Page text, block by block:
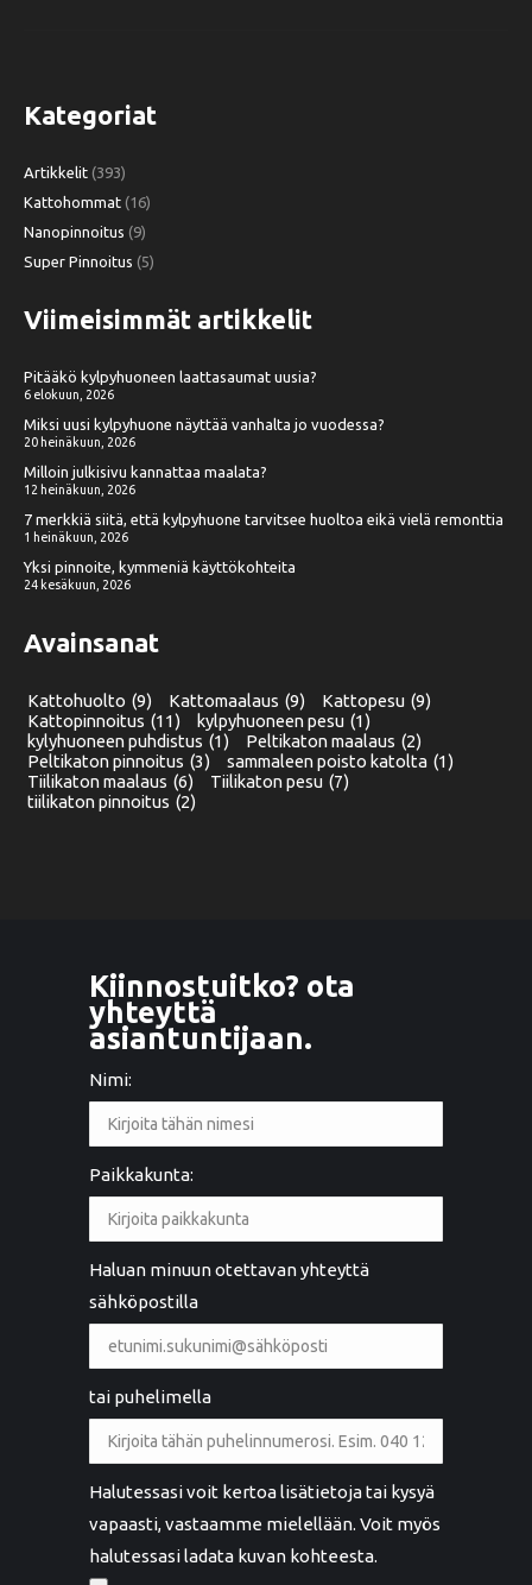
Kategoriat
Artikkelit (393)
Kattohommat (16)
Nanopinnoitus (9)
Super Pinnoitus (5)
Viimeisimmät artikkelit
Pitääkö kylpyhuoneen laattasaumat uusia?
6 elokuun, 2026
Miksi uusi kylpyhuone näyttää vanhalta jo vuodessa?
20 heinäkuun, 2026
Milloin julkisivu kannattaa maalata?
12 heinäkuun, 2026
7 merkkiä siitä, että kylpyhuone tarvitsee huoltoa eikä vielä remonttia
1 heinäkuun, 2026
Yksi pinnoite, kymmeniä käyttökohteita
24 kesäkuun, 2026
Avainsanat
Kattohuolto (9) Kattomaalaus (9) Kattopesu (9)
Kattopinnoitus (11) kylpyhuoneen pesu (1)
kylyhuoneen puhdistus (1) Peltikaton maalaus (2)
Peltikaton pinnoitus (3) sammaleen poisto katolta (1)
Tiilikaton maalaus (6) Tiilikaton pesu (7)
tiilikaton pinnoitus (2)
Kiinnostuitko? ota
yhteyttä
asiantuntijaan.
Nimi:
Paikkakunta:
Haluan minuun otettavan yhteyttä
sähköpostilla
tai puhelimella
Halutessasi voit kertoa lisätietoja tai kysyä
vapaasti, vastaamme mielellään. Voit myös
halutessasi ladata kuvan kohteesta.